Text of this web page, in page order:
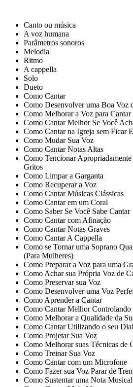
Canto ou música
A voz humana
Parâmetros sonoros
Melodia
Ritmo
A cappella
Solo
Dueto
Como Cantar
Como Desenvolver uma Boa Voz
Como Melhorar a Voz para Cantar
Como Cantar Melhor Se Você
Como Cantar na Igreja sem Ficar
Como Mudar Sua Voz
Como Cantar Notas Altas
Como Tencionar
Gritos
Como Limpar a Garganta
Como Recuperar a Voz
Como Cantar Músicas Clássicas
Como Cantar em um Coral
Como Saber Se Você Sabe Cantar
Como Cantar com Afinação
Como Cantar Notas Graves
Como Cantar A Cappella
Como se Tornar uma Soprano
(Para Mulheres)
Como Preparar a Voz para uma
Como Achar sua Própria Voz de
Como Preservar sua Voz
Como Desenvolver uma Voz
Como Aprender a Cantar
Como Cantar Melhor Controlando
Como Melhorar a Qualidade da
Como Cantar Utilizando o seu
Como Projetar Sua Voz
Como Melhorar suas Técnicas de
Como Treinar Sua Voz
Como Cantar com um Microfone
Como Fazer sua Voz Parar de
Como Sustentar uma Nota Musical